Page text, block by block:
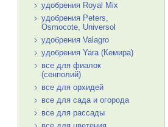
удобрения Royal Mix
удобрения Peters,
Osmocote, Universol
удобрения Valagro
удобрения Yara (Кемира)
все для фиалок
(сенполий)
все для орхидей
все для сада и огорода
все для рассады